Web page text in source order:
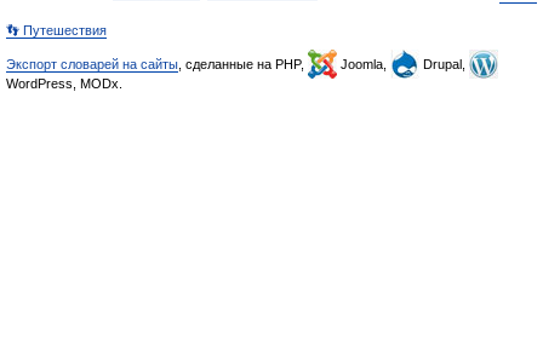
👣 Путешествия
Экспорт словарей на сайты , сделанные на PHP, Joomla,
Drupal,
WordPress, MODx.